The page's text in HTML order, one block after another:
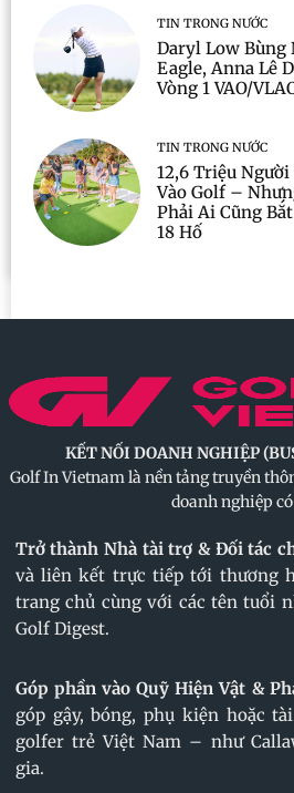
TIN TRONG NƯỚC
Daryl Low Bùng
Eagle, Anna Lê
Vòng 1 VAO/
TIN TRONG NƯỚC
12,6 Triệu
Vào Golf –
Phải Ai Cũng
18 Hố
KẾT NỐI DOANH NGHIỆP
Golf In Vietnam là nền tảng truyền
doanh nghiệp
Trở thành Nhà tài trợ & Đối tác
và liên kết trực tiếp tới thương
trang chủ cùng với các tên tuổi
Golf Digest.
Góp phần vào Quỹ Hiện Vật &
góp gậy, bóng, phụ kiện hoặc
golfer trẻ Việt Nam – như
gia.